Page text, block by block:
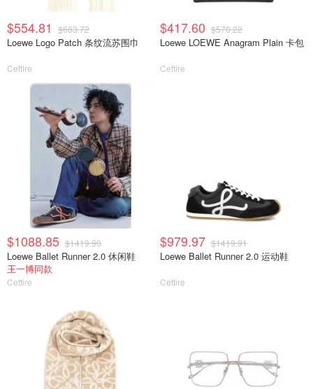
$554.81 $683.72
Loewe Logo Patch 条纹流苏围巾
Cettire
$417.60 $570.22
Loewe LOEWE Anagram Plain 卡包
Cettire
$1088.85 $1419.90
Loewe Ballet Runner 2.0 休闲鞋
王一博同款
Cettire
$979.97 $1419.91
Loewe Ballet Runner 2.0 运动鞋
Cettire